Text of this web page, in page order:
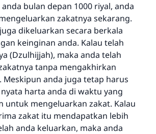
bulan depan 1000 riyal, anda
zakatnya sekarang.
dikeluarkan secara berkala
keinginan anda. Kalau telah
(Dzulhijjah), maka anda telah
tanpa mengakhirkan
anda juga tetap harus
harta anda di waktu yang
untuk mengeluarkan zakat. Kalau
zakat itu mendapatkan lebih
anda keluarkan, maka anda
no. 110845
pernikahan.
memberikan jawaban untuk umat
Rasulullah ﷺ bersabda
menunjukkan suatu kebaikan,
mendapatkan pahala yang
orang yang melakukannya"